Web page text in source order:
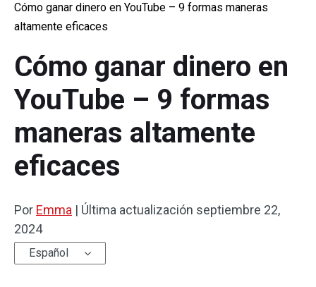
Novedades
Edición multipista
Relación de aspecto
Velocidad/Marcha atrás
Recortar/Dividir/Cortar
Efectos de audio
Texto/Elemento
Recursos
Trucos para editar vídeo
Grabador de pantalla
Convertidor de vídeo
Descargador de vídeos online
Cómo ganar dinero en YouTube – 9 formas maneras
altamente eficaces
Cómo ganar dinero en
YouTube – 9 formas
maneras altamente
eficaces
Por Emma | Última actualización septiembre 22,
2024
Español